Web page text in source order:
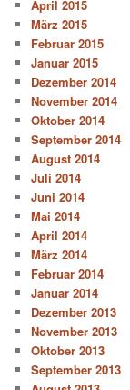
April 2015
März 2015
Februar 2015
Januar 2015
Dezember 2014
November 2014
Oktober 2014
September 2014
August 2014
Juli 2014
Juni 2014
Mai 2014
April 2014
März 2014
Februar 2014
Januar 2014
Dezember 2013
November 2013
Oktober 2013
September 2013